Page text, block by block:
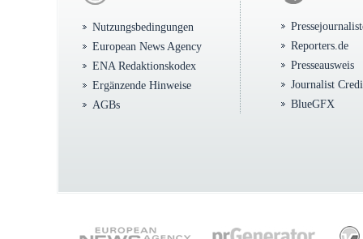
Nutzungsbedingungen
European News Agency
ENA Redaktionskodex
Ergänzende Hinweise
AGBs
Reporters.de
Presseausweis
Journalist
BlueGFX